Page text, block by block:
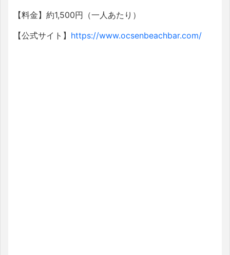
【料金】約1,500円（一人あたり）
【公式サイト】 https://www.ocsenbeachbar.com/